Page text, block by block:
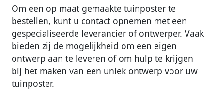
Om een op maat gemaakte tuinposter te
bestellen, kunt u contact opnemen met een
gespecialiseerde leverancier of ontwerper. Vaak
bieden zij de mogelijkheid om een eigen
ontwerp aan te leveren of om hulp te krijgen
bij het maken van een uniek ontwerp voor uw
tuinposter.